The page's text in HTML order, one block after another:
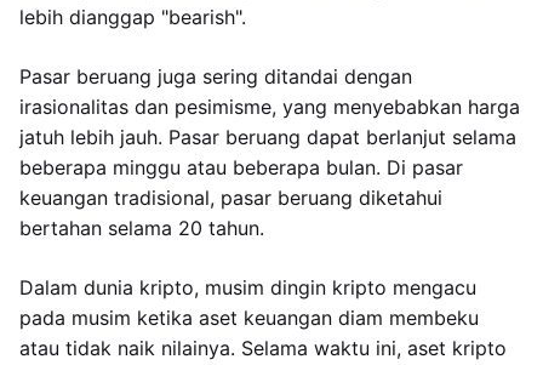
lebih dianggap "bearish".
Pasar beruang juga sering ditandai dengan
irasionalitas dan pesimisme, yang menyebabkan harga
jatuh lebih jauh. Pasar beruang dapat berlanjut selama
beberapa minggu atau beberapa bulan. Di pasar
keuangan tradisional, pasar beruang diketahui
bertahan selama 20 tahun.
Dalam dunia kripto, musim dingin kripto mengacu
pada musim ketika aset keuangan diam membeku
atau tidak naik nilainya. Selama waktu ini, aset kripto